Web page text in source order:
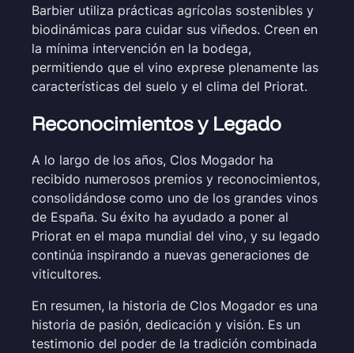
Barbier utiliza prácticas agrícolas sostenibles y
biodinámicas para cuidar sus viñedos. Creen en
la mínima intervención en la bodega,
permitiendo que el vino exprese plenamente las
características del suelo y el clima del Priorat.
Reconocimientos y Legado
A lo largo de los años, Clos Mogador ha
recibido numerosos premios y reconocimientos,
consolidándose como uno de los grandes vinos
de España. Su éxito ha ayudado a poner al
Priorat en el mapa mundial del vino, y su legado
continúa inspirando a nuevas generaciones de
viticultores.
En resumen, la historia de Clos Mogador es una
historia de pasión, dedicación y visión. Es un
testimonio del poder de la tradición combinada